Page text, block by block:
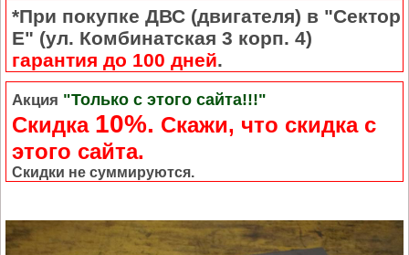
*При покупке ДВС (двигателя) в "Сектор
Е" (ул. Комбинатская 3 корп. 4)
гарантия до 100 дней.
Акция "Только с этого сайта!!!"
Скидка 10%. Cкажи, что скидка с
этого сайта.
Скидки не суммируются.